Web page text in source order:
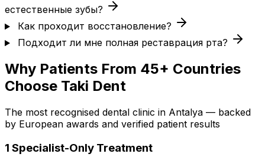
естественные зубы?
Как проходит восстановление?
Подходит ли мне полная реставрация рта?
Why Patients From 45+ Countries
Choose Taki Dent
The most recognised dental clinic in Antalya — backed
by European awards and verified patient results
1 Specialist-Only Treatment